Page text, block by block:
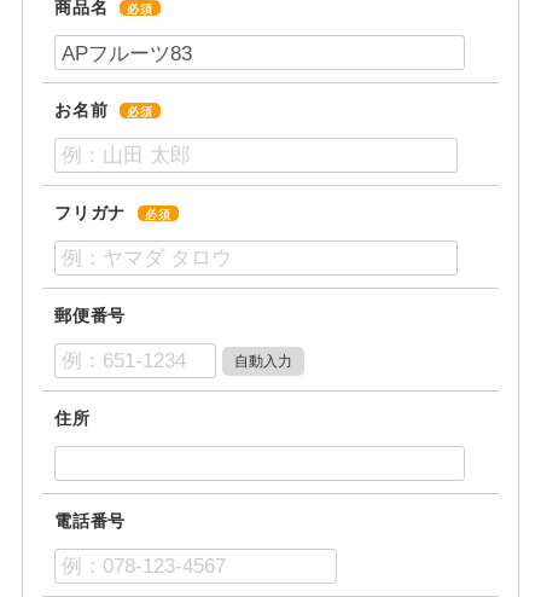
商品名 必須
お名前 必須
フリガナ 必須
郵便番号
住所
電話番号